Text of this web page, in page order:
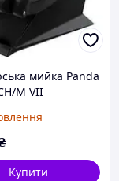
мийка Panda
M VII
Купити